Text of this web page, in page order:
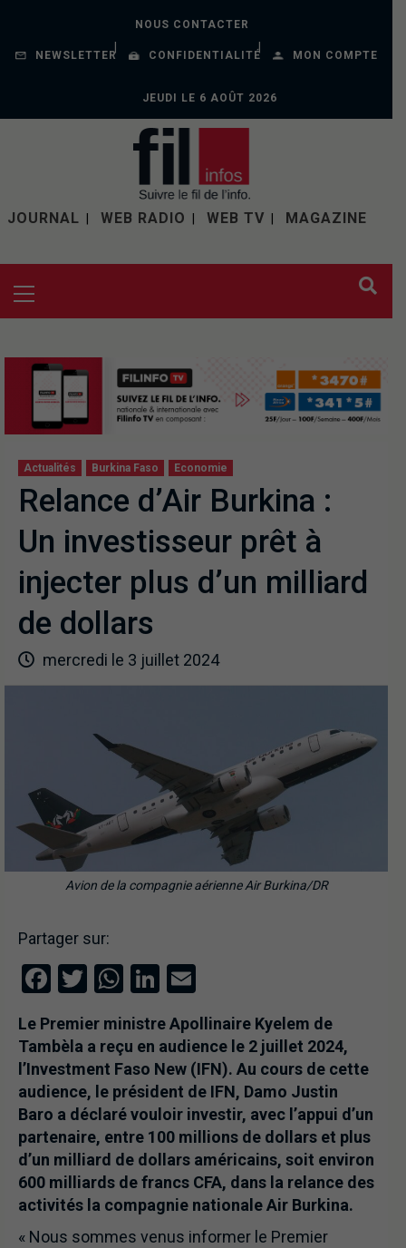
NOUS CONTACTER
NEWSLETTER CONFIDENTIALITÉ MON COMPTE
JEUDI LE 6 AOÛT 2026
JOURNAL WEB RADIO WEB TV MAGAZINE
Actualités Burkina Faso Economie
Relance d’Air Burkina :
Un investisseur prêt à
injecter plus d’un milliard
de dollars
mercredi le 3 juillet 2024
Avion de la compagnie aérienne Air Burkina/DR
Partager sur:
Facebook
Twitter
WhatsApp
LinkedIn
Le Premier ministre Apollinaire Kyelem de
Tambèla a reçu en audience le 2 juillet 2024,
l’Investment Faso New (IFN). Au cours de cette
audience, le président de IFN, Damo Justin
Baro a déclaré vouloir investir, avec l’appui d’un
partenaire, entre 100 millions de dollars et plus
d’un milliard de dollars américains, soit environ
600 milliards de francs CFA, dans la relance des
activités la compagnie nationale Air Burkina.
« Nous sommes venus informer le Premier